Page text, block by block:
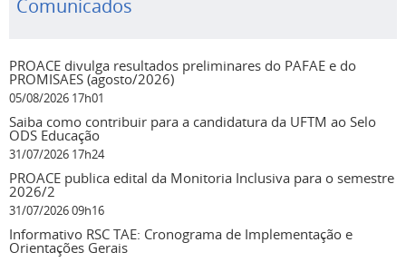
Comunicados
PROACE divulga resultados preliminares do PAFAE e do
PROMISAES (agosto/2026)
05/08/2026 17h01
Saiba como contribuir para a candidatura da UFTM ao Selo
ODS Educação
31/07/2026 17h24
PROACE publica edital da Monitoria Inclusiva para o semestre
2026/2
31/07/2026 09h16
Informativo RSC TAE: Cronograma de Implementação e
Orientações Gerais